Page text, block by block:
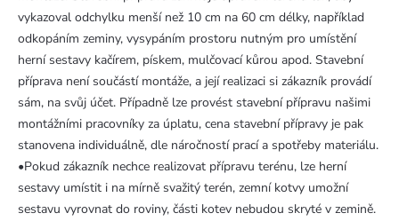
vykazoval odchylku menší než 10 cm na 60 cm délky, například
odkopáním zeminy, vysypáním prostoru nutným pro umístění
herní sestavy kačírem, pískem, mulčovací kůrou apod. Stavební
příprava není součástí montáže, a její realizaci si zákazník provádí
sám, na svůj účet. Případně lze provést stavební přípravu našimi
montážními pracovníky za úplatu, cena stavební přípravy je pak
stanovena individuálně, dle náročností prací a spotřeby materiálu.
•Pokud zákazník nechce realizovat přípravu terénu, lze herní
sestavy umístit i na mírně svažitý terén, zemní kotvy umožní
sestavu vyrovnat do roviny, části kotev nebudou skryté v zemině.